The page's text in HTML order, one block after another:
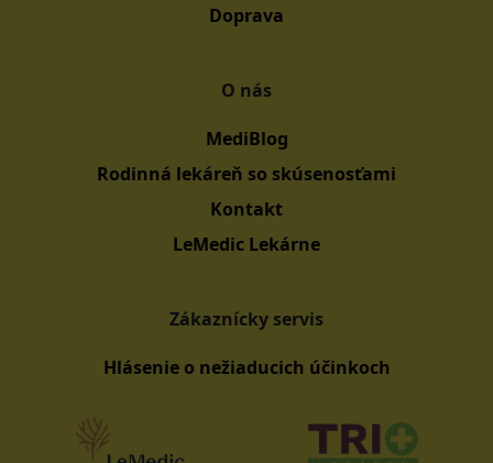
Doprava
O nás
MediBlog
Rodinná lekáreň so skúsenosťami
Kontakt
LeMedic Lekárne
Zákaznícky servis
Hlásenie o nežiaducich účinkoch